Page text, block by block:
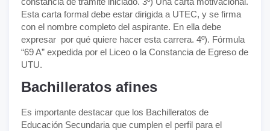
Esta carta formal debe estar dirigida a UTEC, y se firma
con el nombre completo del aspirante. En ella debe
expresar por qué quiere hacer esta carrera. 4º). Fórmula
“69 A” expedida por el Liceo o la Constancia de Egreso de
UTU.
Bachilleratos afines
Es importante destacar que los Bachilleratos de
Educación Secundaria que cumplen el perfil para el